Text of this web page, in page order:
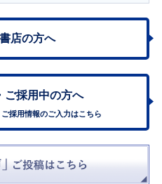
店の方へ
ご採用中の方へ
採用情報のご入力はこちら